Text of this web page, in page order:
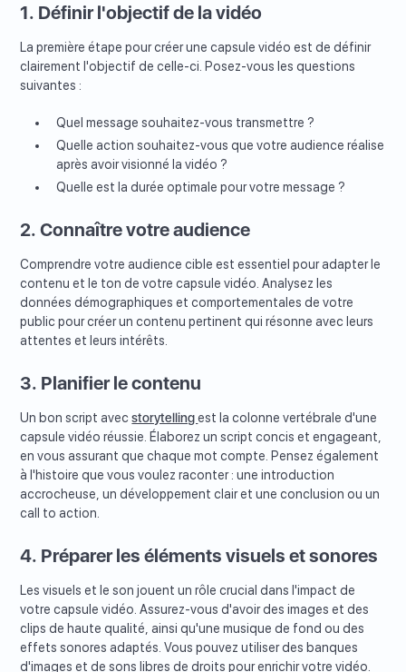
1. Définir l'objectif de la vidéo
La première étape pour créer une capsule vidéo est de définir
clairement l'objectif de celle-ci. Posez-vous les questions
suivantes :
Quel message souhaitez-vous transmettre ?
Quelle action souhaitez-vous que votre audience réalise
après avoir visionné la vidéo ?
Quelle est la durée optimale pour votre message ?
2. Connaître votre audience
Comprendre votre audience cible est essentiel pour adapter le
contenu et le ton de votre capsule vidéo. Analysez les
données démographiques et comportementales de votre
public pour créer un contenu pertinent qui résonne avec leurs
attentes et leurs intérêts.
3. Planifier le contenu
Un bon script avecstorytellingest la colonne vertébrale d'une
capsule vidéo réussie. Élaborez un script concis et engageant,
en vous assurant que chaque mot compte. Pensez également
à l'histoire que vous voulez raconter : une introduction
accrocheuse, un développement clair et une conclusion ou un
call to action.
4. Préparer les éléments visuels et sonores
Les visuels et le son jouent un rôle crucial dans l'impact de
votre capsule vidéo. Assurez-vous d'avoir des images et des
clips de haute qualité, ainsi qu'une musique de fond ou des
effets sonores adaptés. Vous pouvez utiliser des banques
d'images et de sons libres de droits pour enrichir votre vidéo.